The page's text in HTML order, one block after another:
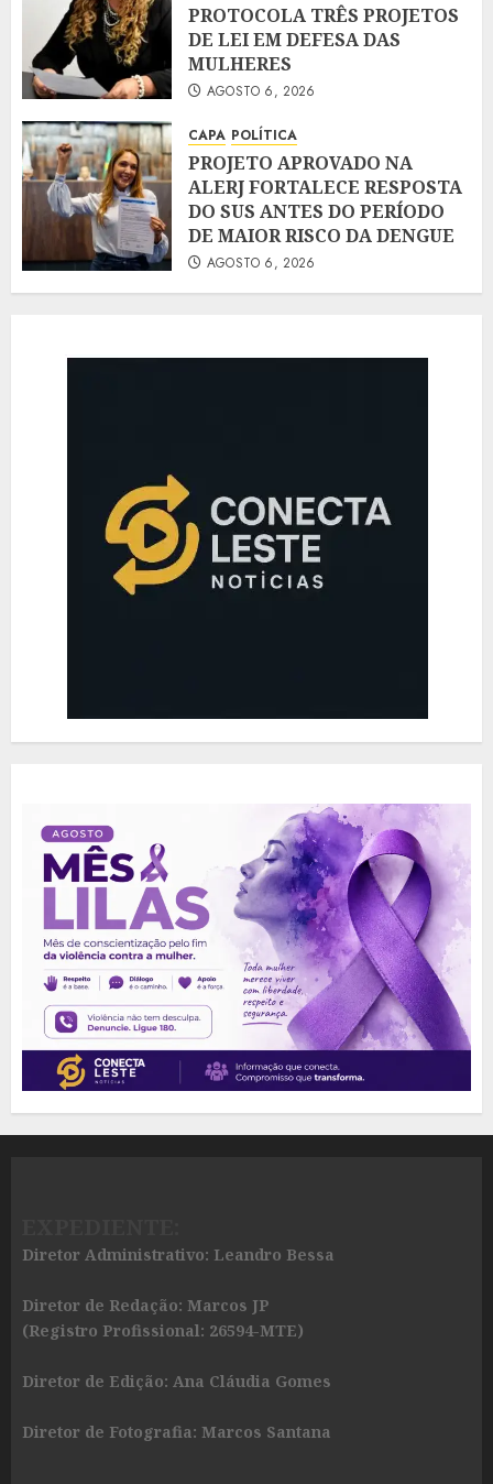
PROTOCOLA TRÊS PROJETOS
DE LEI EM DEFESA DAS
MULHERES
AGOSTO 6, 2026
CAPA POLÍTICA
PROJETO APROVADO NA
ALERJ FORTALECE RESPOSTA
DO SUS ANTES DO PERÍODO
DE MAIOR RISCO DA DENGUE
AGOSTO 6, 2026
Diretor Administrativo: Leandro Bessa
Diretor de Redação: Marcos JP
(Registro Profissional: 26594-MTE)
Diretor de Edição: Ana Cláudia Gomes
Diretor de Fotografia: Marcos Santana